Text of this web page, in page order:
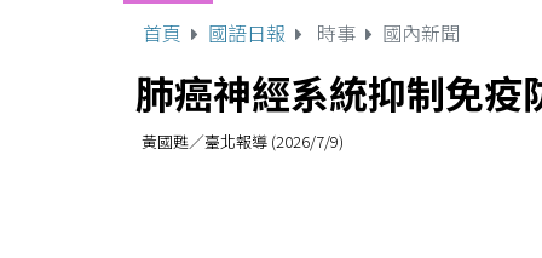
首頁 國語日報 時事 國內新聞
肺癌神經系統抑制免
黃國甦／臺北報導 (2026/7/9)